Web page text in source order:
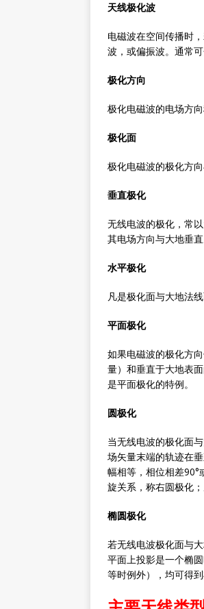
天线极化波
电磁波在空间传播时
波，或偏振波。通常
极化方向
极化电磁波的电场方向
极化面
极化电磁波的极化方
垂直极化
无线电波的极化，常
其电场方向与大地垂直
水平极化
凡是极化面与大地法
平面极化
如果电磁波的极化方
量）和垂直于大地表
是平面极化的特例。
圆极化
当无线电波的极化面
场矢量末端的轨迹在
幅相等，相位相差90°
旋关系，称右圆极化
椭圆极化
若无线电波极化面与
平面上投影是一个椭
等时例外），均可得到